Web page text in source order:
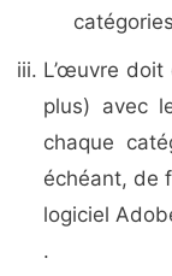
catégories
L’œuvre doit
plus) avec
chaque
échéant, de
logiciel
.